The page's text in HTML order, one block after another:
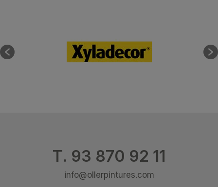
T. 93 870 92 11
info@ollerpintures.com